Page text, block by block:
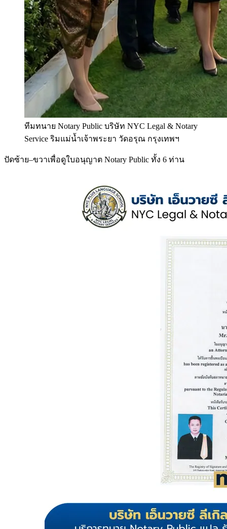
ทีมทนาย Notary Public บริษัท NYC Legal & Notary
Service ริมแม่น้ำเจ้าพระยา วัดอรุณ กรุงเทพฯ
ปัดซ้าย–ขวาเพื่อดูใบอนุญาต Notary Public ทั้ง 6 ท่าน